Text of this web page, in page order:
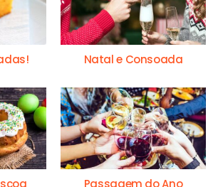
Natal e Consoada
Passagem do Ano